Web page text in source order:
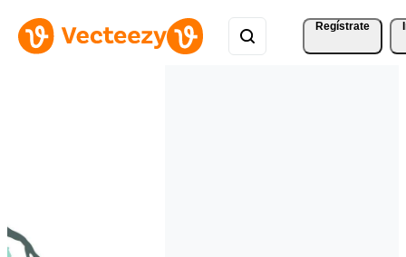
Regístrate